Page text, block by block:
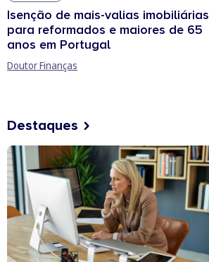
Isenção de mais-valias imobiliárias
para reformados e maiores de 65
anos em Portugal
Doutor Finanças
Destaques